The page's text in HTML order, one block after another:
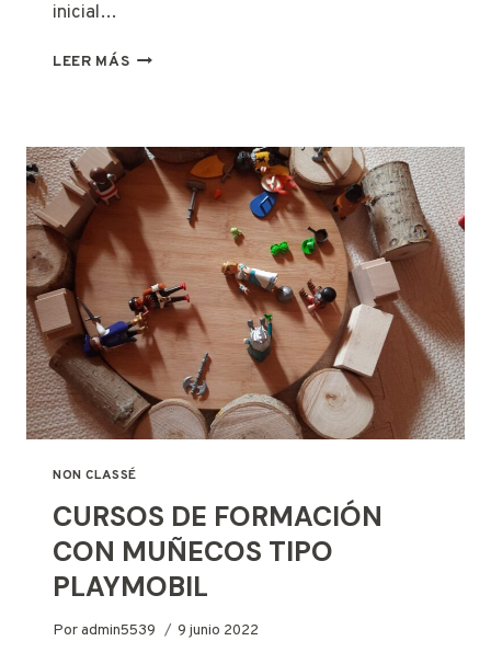
inicial…
LEER MÁSTEMAS
NON CLASSÉ
CURSOS DE FORMACIÓN
CON MUÑECOS TIPO
PLAYMOBIL
Poradmin5539 9 junio 2022